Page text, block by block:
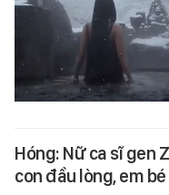
Hóng: Nữ ca sĩ gen
con đầu lòng, em